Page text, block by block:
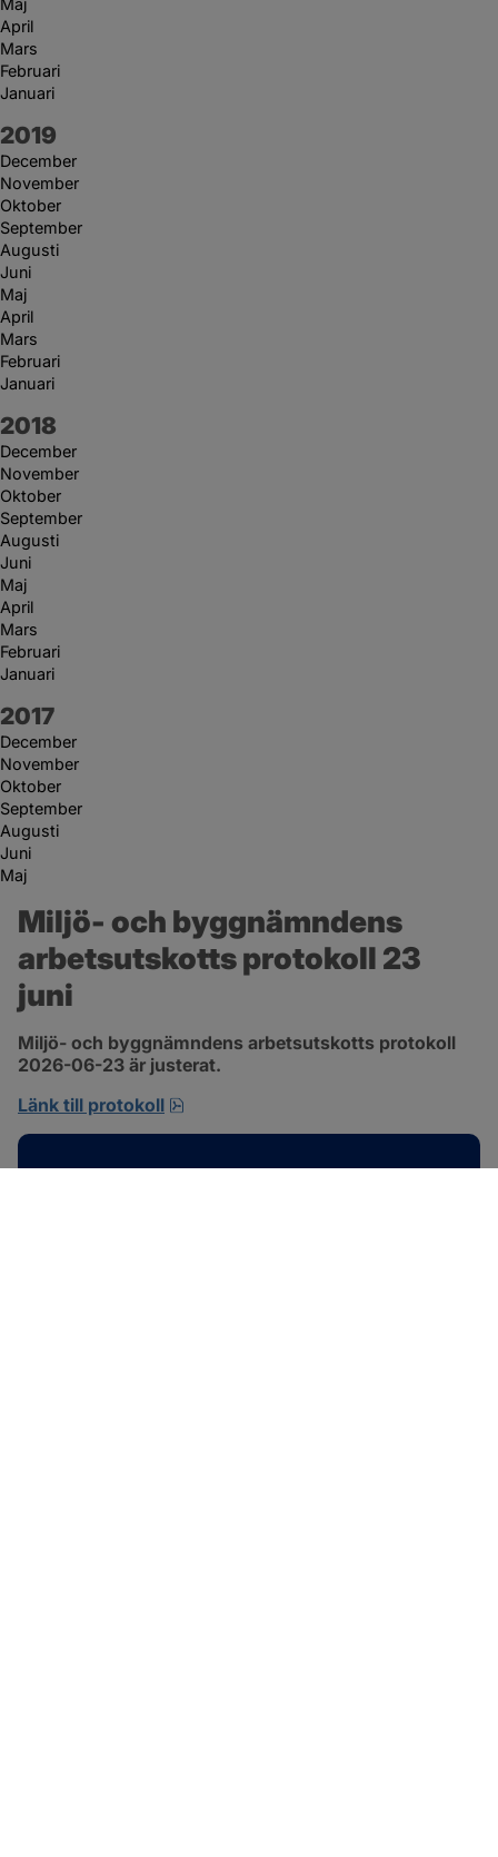
April
Mars
Februari
Januari
År:
2019
December
November
Oktober
September
Augusti
Juni
Maj
April
Mars
Februari
Januari
År:
2018
December
November
Oktober
September
Augusti
Juni
Maj
April
Mars
Februari
Januari
År:
2017
December
November
Oktober
September
Augusti
Juni
Maj
Miljö- och byggnämndens
arbetsutskotts protokoll 23
juni
Miljö- och byggnämndens arbetsutskotts protokoll
2026-06-23 är justerat.
Länk till protokoll